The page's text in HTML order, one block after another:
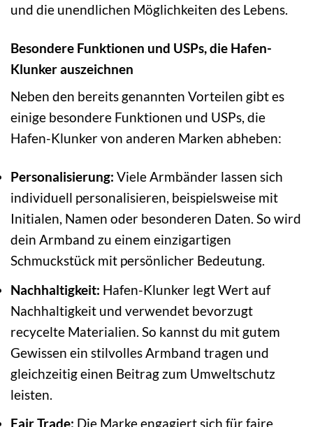
und die unendlichen Möglichkeiten des Lebens.
Besondere Funktionen und USPs, die Hafen-
Klunker auszeichnen
Neben den bereits genannten Vorteilen gibt es
einige besondere Funktionen und USPs, die
Hafen-Klunker von anderen Marken abheben:
Personalisierung: Viele Armbänder lassen sich
individuell personalisieren, beispielsweise mit
Initialen, Namen oder besonderen Daten. So wird
dein Armband zu einem einzigartigen
Schmuckstück mit persönlicher Bedeutung.
Nachhaltigkeit: Hafen-Klunker legt Wert auf
Nachhaltigkeit und verwendet bevorzugt
recycelte Materialien. So kannst du mit gutem
Gewissen ein stilvolles Armband tragen und
gleichzeitig einen Beitrag zum Umweltschutz
leisten.
Fair Trade: Die Marke engagiert sich für faire